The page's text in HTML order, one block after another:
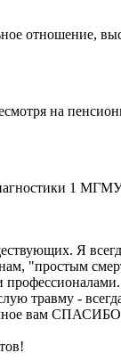
отношение,
на
1
Я
"простым
профессионалами.
травму -
вам СПАСИБО